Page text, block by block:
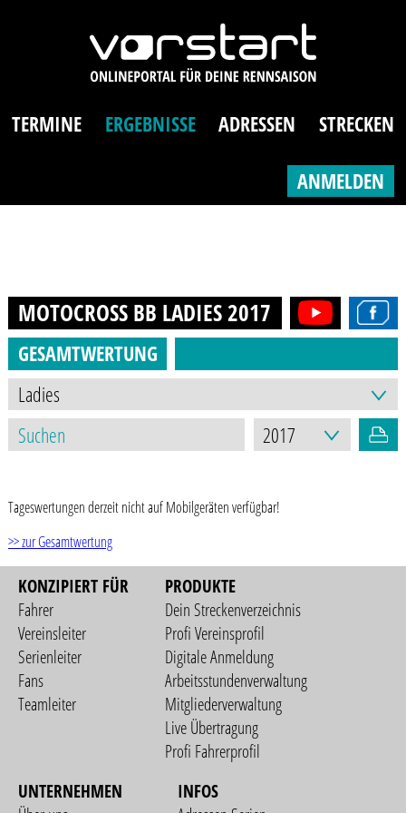
TERMINE ERGEBNISSE ADRESSEN STRECKEN
ANMELDEN
MOTOCROSS BB LADIES2017
GESAMTWERTUNG
Tageswertungen derzeit nicht auf Mobilgeräten verfügbar!
>> zur Gesamtwertung
KONZIPIERT FÜR
Fahrer
Vereinsleiter
Serienleiter
Fans
Teamleiter
PRODUKTE
Dein Streckenverzeichnis
Profi Vereinsprofil
Digitale Anmeldung
Arbeitsstundenverwaltung
Mitgliederverwaltung
Live Übertragung
Profi Fahrerprofil
UNTERNEHMEN
INFOS